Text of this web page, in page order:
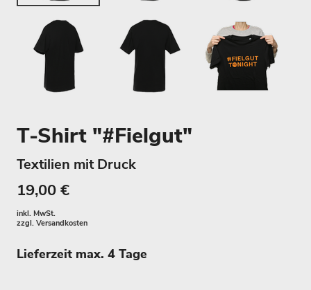
T-Shirt "#Fielgut"
Textilien mit Druck
19,00 €
inkl. MwSt.
zzgl. Versandkosten
Lieferzeit max. 4 Tage